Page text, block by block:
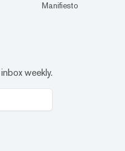
Manifiesto
weekly.